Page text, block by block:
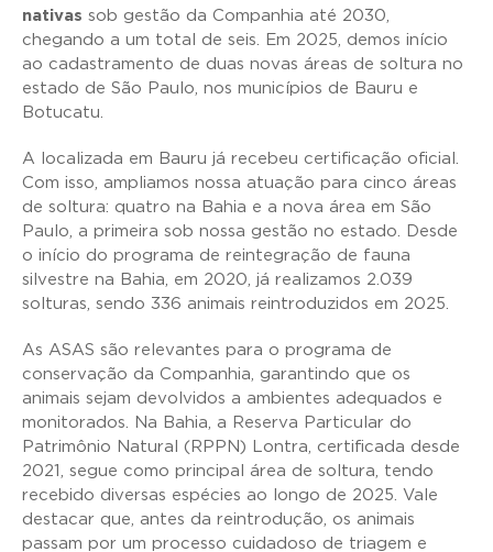
nativas sob gestão da Companhia até 2030,
chegando a um total de seis.
Em 2025, demos início
ao cadastramento de duas novas áreas de soltura no
estado de São Paulo, nos municípios de Bauru e
Botucatu.
A localizada em Bauru já recebeu certificação oficial.
Com isso, ampliamos nossa atuação para cinco áreas
de soltura: quatro na Bahia e a nova área em São
Paulo, a primeira sob nossa gestão no estado. Desde
o início do programa de reintegração de fauna
silvestre na Bahia, em 2020, já realizamos 2.039
solturas, sendo 336 animais reintroduzidos em 2025.
As ASAS são relevantes para o programa de
conservação da Companhia, garantindo que os
animais sejam devolvidos a ambientes adequados e
monitorados. Na Bahia, a Reserva Particular do
Patrimônio Natural (RPPN) Lontra, certificada desde
2021, segue como principal área de soltura, tendo
recebido diversas espécies ao longo de 2025. Vale
destacar que, antes da reintrodução, os animais
passam por um processo cuidadoso de triagem e